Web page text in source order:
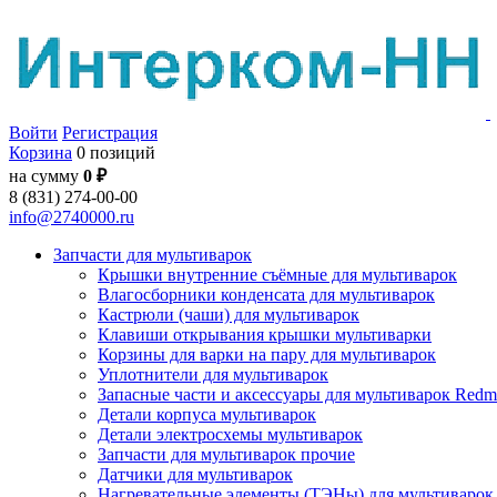
Войти Регистрация
Корзина 0 позиций
на сумму 0 ₽
8 (831) 274-00-00
info@2740000.ru
Запчасти для мультиварок
Крышки внутренние съёмные для мультиварок
Влагосборники конденсата для мультиварок
Кастрюли (чаши) для мультиварок
Клавиши открывания крышки мультиварки
Корзины для варки на пару для мультиварок
Уплотнители для мультиварок
Запасные части и аксессуары для мультиварок
Детали корпуса мультиварок
Детали электросхемы мультиварок
Запчасти для мультиварок прочие
Датчики для мультиварок